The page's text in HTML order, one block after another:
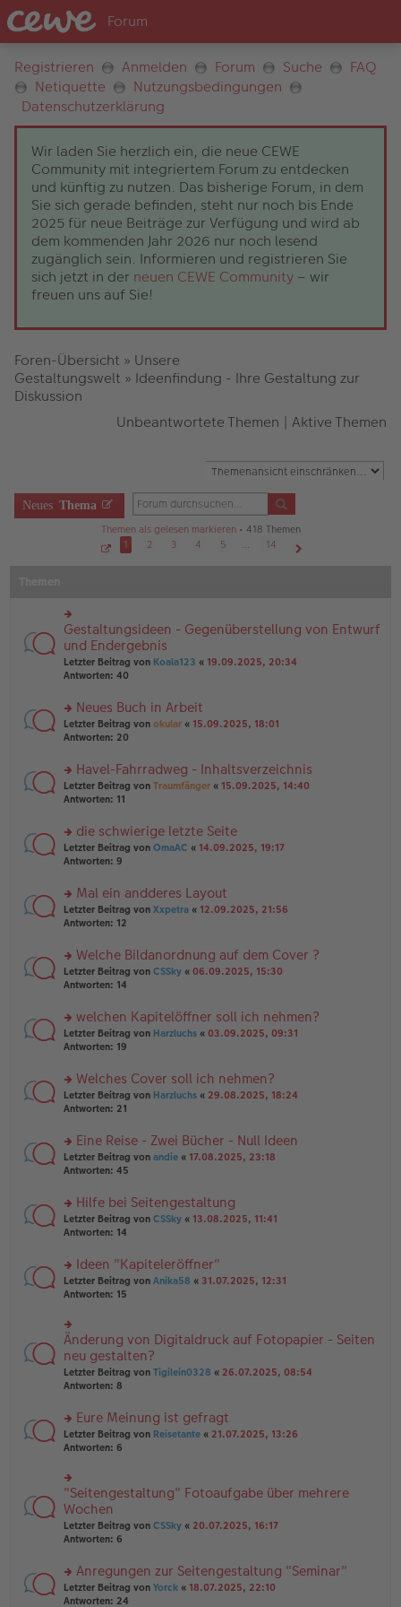
Registrieren Anmelden Forum Suche
FAQ
Netiquette
Nutzungsbedingungen
Datenschutzerklärung
Wir laden Sie herzlich ein, die neue CEWE
Community mit integriertem Forum zu entdecken
und künftig zu nutzen. Das bisherige Forum, in dem
Sie sich gerade befinden, steht nur noch bis Ende
2025 für neue Beiträge zur Verfügung und wird ab
dem kommenden Jahr 2026 nur noch lesend
zugänglich sein. Informieren und registrieren Sie
sich jetzt in der neuen CEWE Community – wir
freuen uns auf Sie!
Foren-Übersicht » Unsere
Gestaltungswelt » Ideenfindung - Ihre Gestaltung zur
Diskussion
Unbeantwortete Themen | Aktive Themen
Neues Thema
Themen als gelesen markieren• 418 Themen
o
1
4
1 2 3 4 5 …
14
rs
te
r
u
n
el
es
e
B
ei
tr
g
Gestaltungsideen - Gegenüberstellung von Entwurf
und Endergebnis
Letzter Beitrag von Koala123 « 19.09.2025, 20:34
Antworten: 40
rs
te
n
g
el
e
n
er
tr
a
g
Neues Buch in Arbeit
Letzter Beitrag von okular « 15.09.2025, 18:01
Antworten: 20
rs
te
n
g
el
e
n
er
tr
a
g
Havel-Fahrradweg - Inhaltsverzeichnis
Letzter Beitrag von Traumfänger « 15.09.2025, 14:40
Antworten: 11
rs
te
n
g
el
e
n
er
tr
a
g
die schwierige letzte Seite
Letzter Beitrag von OmaAC « 14.09.2025, 19:17
Antworten: 9
rs
te
n
g
el
e
n
er
tr
a
g
Mal ein andderes Layout
Letzter Beitrag von Xxpetra « 12.09.2025, 21:56
Antworten: 12
rs
te
n
g
el
e
n
er
tr
a
g
Welche Bildanordnung auf dem Cover ?
Letzter Beitrag von CSSky « 06.09.2025, 15:30
Antworten: 14
rs
te
n
g
el
e
n
er
tr
a
g
welchen Kapitelöffner soll ich nehmen?
Letzter Beitrag von Harzluchs « 03.09.2025, 09:31
Antworten: 19
rs
te
n
g
el
e
n
er
tr
a
g
Welches Cover soll ich nehmen?
Letzter Beitrag von Harzluchs « 29.08.2025, 18:24
Antworten: 21
rs
te
n
g
el
e
n
er
tr
a
g
Eine Reise - Zwei Bücher - Null Ideen
Letzter Beitrag von andie « 17.08.2025, 23:18
Antworten: 45
rs
te
n
g
el
e
n
er
B
ei
tr
g
Hilfe bei Seitengestaltung
Letzter Beitrag von CSSky « 13.08.2025, 11:41
Antworten: 14
rs
te
u
n
g
el
es
e
er
B
ei
tr
g
Ideen "Kapiteleröffner"
Letzter Beitrag von Anika58 « 31.07.2025, 12:31
Antworten: 15
rs
te
r
u
n
el
es
e
er
B
ei
tr
a
g
Änderung von Digitaldruck auf Fotopapier - Seiten
neu gestalten?
Letzter Beitrag von Tigilein0328 « 26.07.2025, 08:54
Antworten: 8
rs
te
u
n
el
es
e
er
B
ei
Eure Meinung ist gefragt
Letzter Beitrag von Reisetante « 21.07.2025, 13:26
Antworten: 6
rs
te
r
u
n
el
es
e
"Seitengestaltung" Fotoaufgabe über mehrere
Wochen
Letzter Beitrag von CSSky « 20.07.2025, 16:17
Antworten: 6
rs
te
Anregungen zur Seitengestaltung "Seminar"
Letzter Beitrag von Yorck « 18.07.2025, 22:10
Antworten: 24